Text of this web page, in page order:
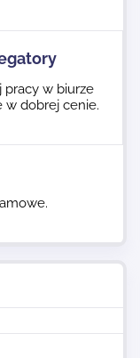
pracy w biurze
w dobrej cenie.